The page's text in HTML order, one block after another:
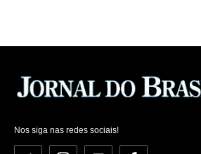
Nos siga nas redes sociais!